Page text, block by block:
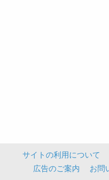
サイトの利用について
広告のご案内
お問